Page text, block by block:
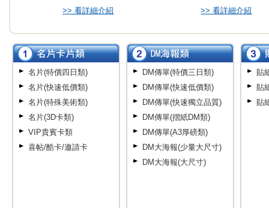
>> 看詳細介紹
>> 看詳細介紹
名片(特價四日類)
名片(快速低價類)
名片(特殊美術類)
名片(3D卡類)
VIP貴賓卡類
喜帖/酷卡/邀請卡
DM傳單(特價三日類)
DM傳單(快速低價類)
DM傳單(快速獨立品質)
DM傳單(摺紙DM類)
DM傳單(A3厚磅類)
DM大海報(少量大尺寸)
DM大海報(大尺寸)
貼
貼
貼